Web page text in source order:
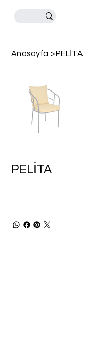
Anasayfa >PELİTA
PELİTA